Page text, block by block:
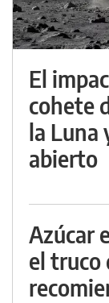
El
cohete
la Luna
abierto
Azúcar
el truco